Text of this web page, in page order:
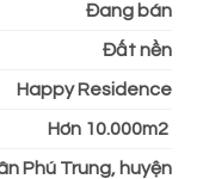
Đang bán
Đất nền
Happy Residence
Hơn 10.000m2
Phú Trung, huyện